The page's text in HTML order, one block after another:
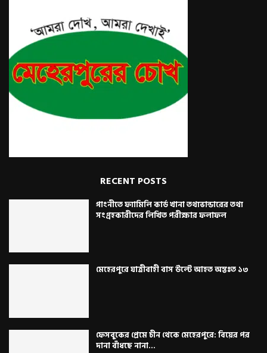
RECENT POSTS
গাংনীতে ফ্যামিলি কার্ড খানা তথ্যভান্ডারের তথ্য
সংগ্রহকারীদের লিখিত পরীক্ষার ফলাফল
মেহেরপুরে যাত্রীবাহী বাস উল্টে আহত অন্তঃত ১৩
ফেসবুকের প্রেমে চীন থেকে মেহেরপুরে: বিয়ের পর
দানা বাঁধছে নানা...